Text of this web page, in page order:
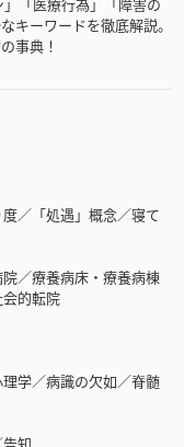
キーワードを徹底解説。
事典！
／「処遇」概念／寝て
／療養病床・療養病棟
的転院
学／病識の欠如／脊髄